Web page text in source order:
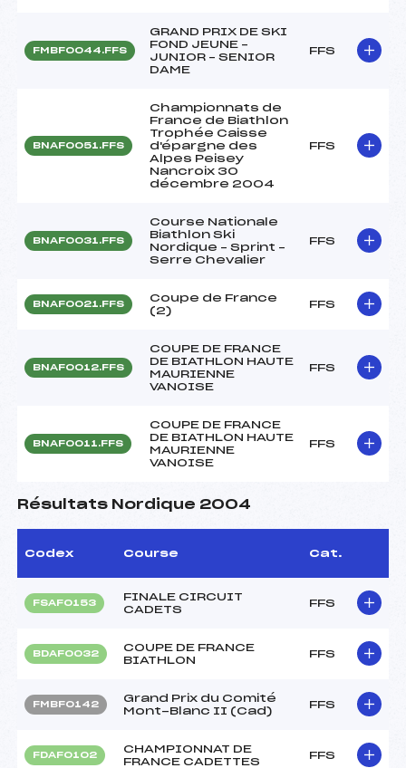
FMBF0044.FFS
GRAND PRIX DE SKI
FOND JEUNE –
JUNIOR – SENIOR
DAME
FFS
BNAF0051.FFS
Championnats de
France de Biathlon
Trophée Caisse
d'épargne des
Alpes Peisey
Nancroix 30
décembre 2004
FFS
BNAF0031.FFS
Course Nationale
Biathlon Ski
Nordique – Sprint –
Serre Chevalier
FFS
BNAF0021.FFS
Coupe de France
(2)
FFS
BNAF0012.FFS
COUPE DE FRANCE
DE BIATHLON HAUTE
MAURIENNE
VANOISE
FFS
BNAF0011.FFS
COUPE DE FRANCE
DE BIATHLON HAUTE
MAURIENNE
VANOISE
FFS
Résultats Nordique 2004
Codex Course Cat.
FSAF0153
FINALE CIRCUIT
CADETS
FFS
BDAF0032
COUPE DE FRANCE
BIATHLON
FFS
FMBF0142
Grand Prix du Comité
Mont-Blanc II (Cad)
FFS
FDAF0102
CHAMPIONNAT DE
FRANCE CADETTES
FFS